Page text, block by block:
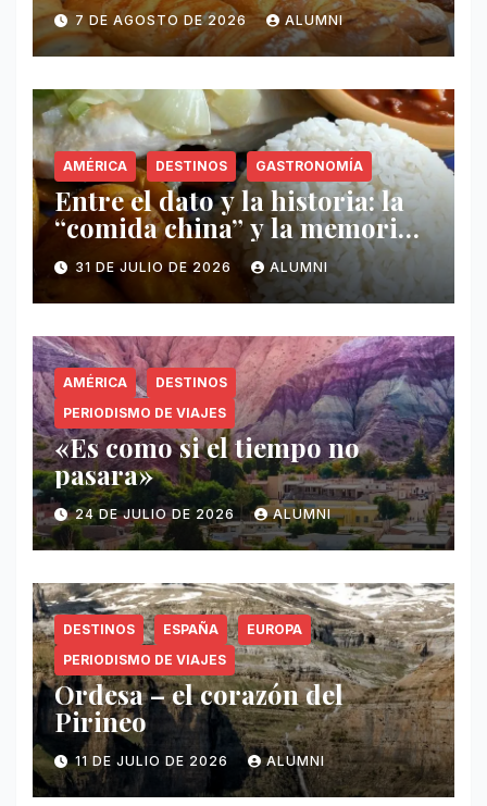
7 DE AGOSTO DE 2026 ALUMNI
AMÉRICA DESTINOS GASTRONOMÍA
Entre el dato y la historia: la
“comida china” y la memoria
invisible en Puerto Rico
31 DE JULIO DE 2026 ALUMNI
AMÉRICA
DESTINOS
PERIODISMO DE VIAJES
«Es como si el tiempo no
pasara»
24 DE JULIO DE 2026 ALUMNI
DESTINOS ESPAÑA
EUROPA
PERIODISMO DE VIAJES
Ordesa – el corazón del
Pirineo
11 DE JULIO DE 2026 ALUMNI